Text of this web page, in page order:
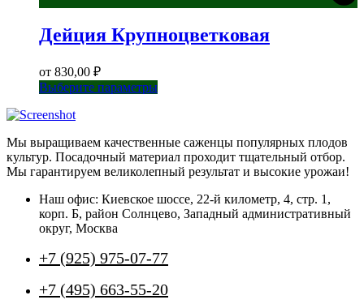
Дейция Крупноцветковая
от 830,00 ₽
Выберите параметрыЭтот
вариаций.
Опции
можно
на
странице
Мы выращиваем качественные саженцы популярных плодов
культур. Посадочный материал проходит тщательный отбор.
Мы гарантируем великолепный результат и высокие урожаи!
Наш офис: Киевское шоссе, 22-й километр, 4, стр. 1,
корп. Б, район Солнцево, Западный административный
округ, Москва
+7 (925) 975-07-77
+7 (495) 663-55-20